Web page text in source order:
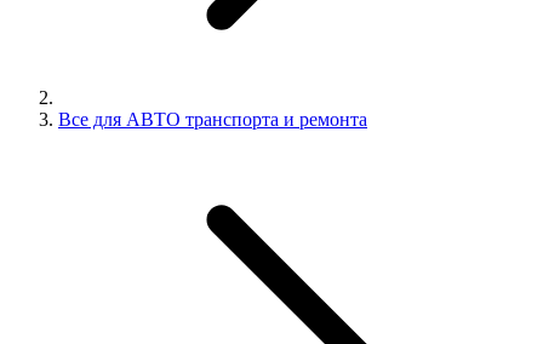
Все для АВТО транспорта и ремонта